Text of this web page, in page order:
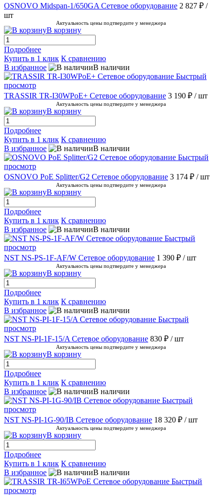
OSNOVO Midspan-1/650GA Сетевое оборудование 2 827 ₽ /
шт
Актуальность цены подтвердите у менеджера
В корзину
Подробнее
Купить в 1 клик К сравнению
В избранное
В наличии
Быстрый
просмотр
TRASSIR TR-I30WPoE+ Сетевое оборудование 3 190 ₽ / шт
Актуальность цены подтвердите у менеджера
В корзину
Подробнее
Купить в 1 клик К сравнению
В избранное
В наличии
Быстрый
просмотр
OSNOVO PoE Splitter/G2 Сетевое оборудование 3 174 ₽ / шт
Актуальность цены подтвердите у менеджера
В корзину
Подробнее
Купить в 1 клик К сравнению
В избранное
В наличии
Быстрый
просмотр
NST NS-PS-1F-AF/W Сетевое оборудование 1 390 ₽ / шт
Актуальность цены подтвердите у менеджера
В корзину
Подробнее
Купить в 1 клик К сравнению
В избранное
В наличии
Быстрый
просмотр
NST NS-PI-1F-15/A Сетевое оборудование 830 ₽ / шт
Актуальность цены подтвердите у менеджера
В корзину
Подробнее
Купить в 1 клик К сравнению
В избранное
В наличии
Быстрый
просмотр
NST NS-PI-1G-90/IB Сетевое оборудование 18 320 ₽ / шт
Актуальность цены подтвердите у менеджера
В корзину
Подробнее
Купить в 1 клик К сравнению
В избранное
В наличии
Быстрый
просмотр